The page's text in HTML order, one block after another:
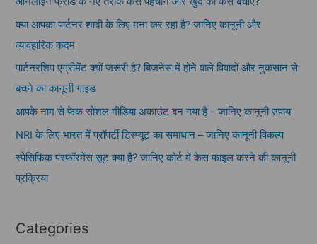
क्या आपका पार्टनर शादी के लिए मना कर रहा है? जानिए कानूनी और
व्यावहारिक कदम
पार्टनरशिप एग्रीमेंट क्यों जरूरी है? बिजनेस में होने वाले विवादों और नुकसान से
बचने का कानूनी गाइड
आपके नाम से फेक सोशल मीडिया अकाउंट बन गया है – जानिए कानूनी उपाय
NRI के लिए भारत में प्रॉपर्टी डिस्प्यूट का समाधान – जानिए कानूनी विकल्प
स्पेसिफिक परफॉरमेंस सूट क्या है? जानिए कोर्ट में केस फाइल करने की कानूनी
प्रक्रिया
Categories